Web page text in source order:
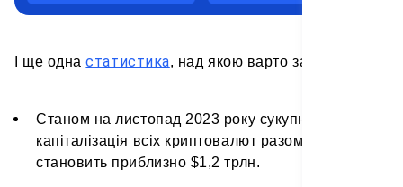
І ще однастатистика, над якою варто замислитися:
Станом на листопад 2023 року сукупна ринкова
капіталізація всіх криптовалют разом узятих
становить приблизно $1,2 трлн.